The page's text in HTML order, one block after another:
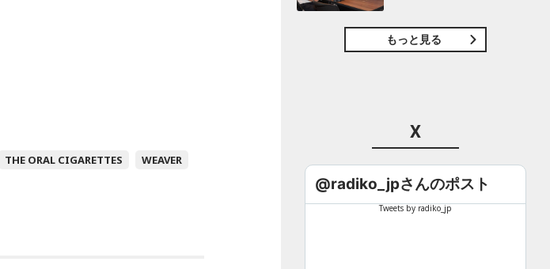
THE ORAL CIGARETTES WEAVER
もっと見る
X
@radiko_jpさんのポスト
Tweets by radiko_jp